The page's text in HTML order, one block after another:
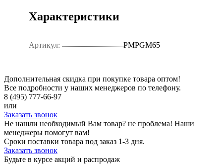
Характеристики
Артикул: PMPGM65
Дополнительная скидка при покупке товара оптом!
Все подробности у наших менеджеров по телефону.
8 (495) 777-66-97
или
Заказать звонок
Не нашли необходимый Вам товар? не проблема! Наши
менеджеры помогут вам!
Сроки поставки товара под заказ 1-3 дня.
Заказать звонок
Будьте в курсе акций и распродаж